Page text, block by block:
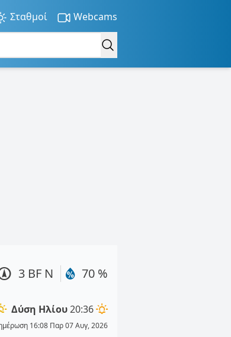
Σταθμοί Webcams
3 BF Ν 70 %
Δύση Ηλίου20:36
16:08 Παρ 07 Αυγ, 2026